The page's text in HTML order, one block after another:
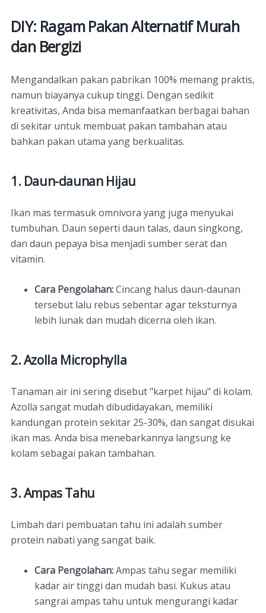
DIY: Ragam Pakan Alternatif Murah
dan Bergizi
Mengandalkan pakan pabrikan 100% memang praktis,
namun biayanya cukup tinggi. Dengan sedikit
kreativitas, Anda bisa memanfaatkan berbagai bahan
di sekitar untuk membuat pakan tambahan atau
bahkan pakan utama yang berkualitas.
1. Daun-daunan Hijau
Ikan mas termasuk omnivora yang juga menyukai
tumbuhan. Daun seperti daun talas, daun singkong,
dan daun pepaya bisa menjadi sumber serat dan
vitamin.
Cara Pengolahan:Cincang halus daun-daunan
tersebut lalu rebus sebentar agar teksturnya
lebih lunak dan mudah dicerna oleh ikan.
2. Azolla Microphylla
Tanaman air ini sering disebut "karpet hijau" di kolam.
Azolla sangat mudah dibudidayakan, memiliki
kandungan protein sekitar 25-30%, dan sangat disukai
ikan mas. Anda bisa menebarkannya langsung ke
kolam sebagai pakan tambahan.
3. Ampas Tahu
Limbah dari pembuatan tahu ini adalah sumber
protein nabati yang sangat baik.
Cara Pengolahan:Ampas tahu segar memiliki
kadar air tinggi dan mudah basi. Kukus atau
sangrai ampas tahu untuk mengurangi kadar